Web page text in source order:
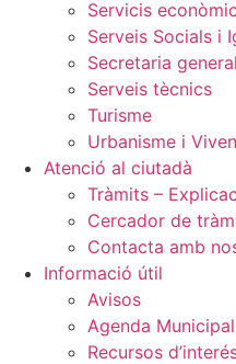
Servicis
Serveis Socials i
Secretaria general
Serveis tècnics
Turisme
Urbanisme i
Atenció al ciutadà
Tràmits –
Cercador de
Contacta amb
Informació útil
Avisos
Agenda Municipal
Recursos